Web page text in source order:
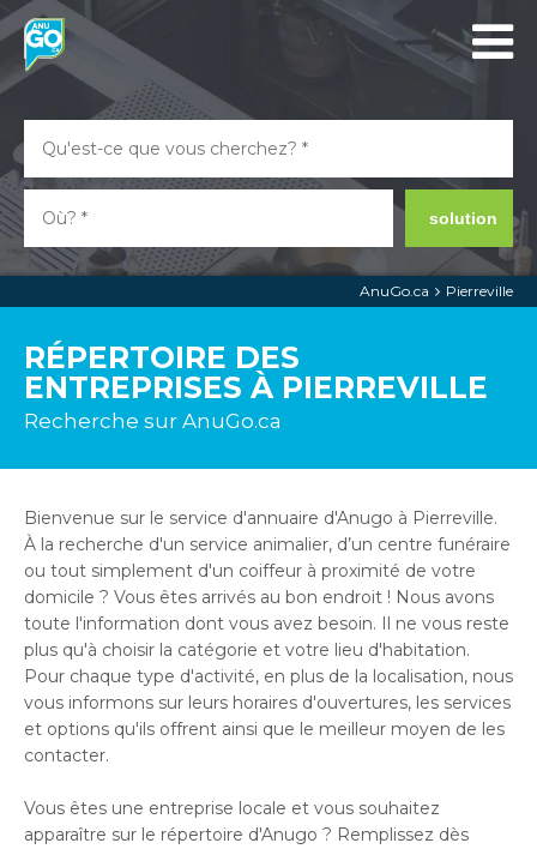
solution
AnuGo.ca Pierreville
RÉPERTOIRE DES
ENTREPRISES À PIERREVILLE
Recherche sur AnuGo.ca
Bienvenue sur le service d'annuaire d'Anugo à Pierreville.
À la recherche d'un service animalier, d’un centre funéraire
ou tout simplement d'un coiffeur à proximité de votre
domicile ? Vous êtes arrivés au bon endroit ! Nous avons
toute l'information dont vous avez besoin. Il ne vous reste
plus qu'à choisir la catégorie et votre lieu d'habitation.
Pour chaque type d'activité, en plus de la localisation, nous
vous informons sur leurs horaires d'ouvertures, les services
et options qu'ils offrent ainsi que le meilleur moyen de les
contacter.
Vous êtes une entreprise locale et vous souhaitez
apparaître sur le répertoire d'Anugo ? Remplissez dès